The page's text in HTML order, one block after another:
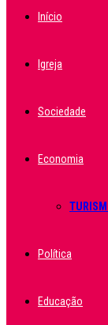
Início
Igreja
Sociedade
Economia
Política
Educação